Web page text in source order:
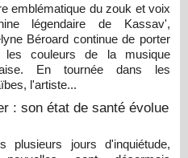
emblématique du zouk et voix
légendaire de Kassav',
Béroard continue de porter
les couleurs de la musique
En tournée dans les
l'artiste...
: son état de santé évolue
plusieurs jours d'inquiétude,